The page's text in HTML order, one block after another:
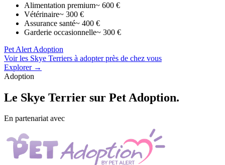
Alimentation premium~ 600 €
Vétérinaire~ 300 €
Assurance santé~ 400 €
Garderie occasionnelle~ 300 €
Pet Alert Adoption
Voir les Skye Terriers à adopter près de chez vous
Explorer →
Adoption
Le Skye Terrier sur Pet Adoption.
En partenariat avec